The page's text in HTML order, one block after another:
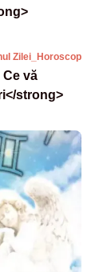
Zilei_Horoscop
vă
strong>